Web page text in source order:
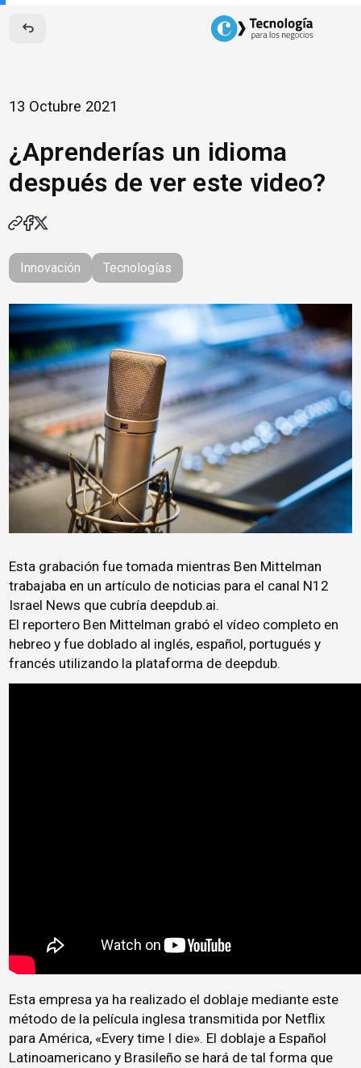
Skip
content
13 Octubre 2021
¿Aprenderías un idioma
después de ver este video?
Innovación Tecnologías
Esta grabación fue tomada mientras Ben Mittelman
trabajaba en un artículo de noticias para el canal N12
Israel News que cubría deepdub.ai.
El reportero Ben Mittelman grabó el vídeo completo en
hebreo y fue doblado al inglés, español, portugués y
francés utilizando la plataforma de deepdub.
Esta empresa ya ha realizado el doblaje mediante este
método de la película inglesa transmitida por Netflix
para América, «Every time I die». El doblaje a Español
Latinoamericano y Brasileño se hará de tal forma que